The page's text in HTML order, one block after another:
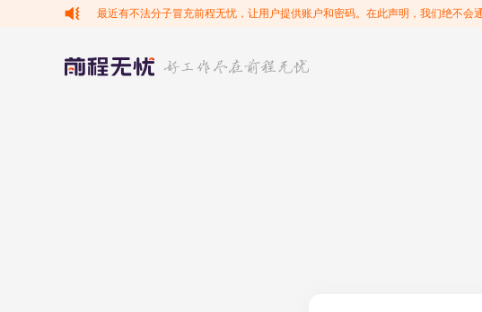
最近有不法分子冒充前程无忧，让用户提供账户和密码。在此声明，我们绝不会